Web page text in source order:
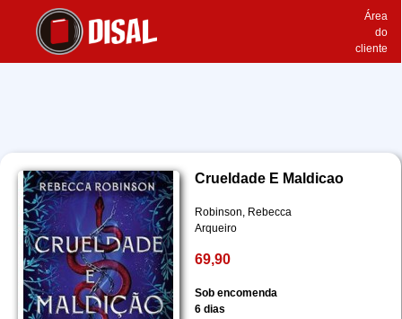
Área
do
cliente
Crueldade E Maldicao
Robinson, Rebecca
Arqueiro
69,90
Sob encomenda
6 dias